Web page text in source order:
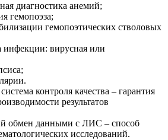
диагностика анемий;
гемопоэза;
гемопоэтических стволовых
инфекции: вирусная или
контроля качества – гарантия
результатов
обмен данными с ЛИС – способ
исследований.